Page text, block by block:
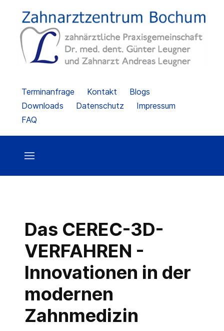
Terminanfrage Kontakt
Blogs
Downloads
Datenschutz
Impressum
FAQ
Das CEREC-3D-
VERFAHREN -
Innovationen in der
modernen
Zahnmedizin